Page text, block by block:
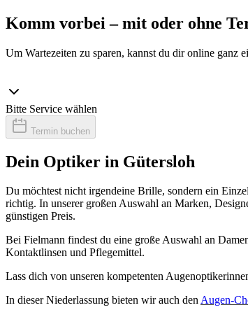
Komm vorbei – mit oder ohne
Um Wartezeiten zu sparen, kannst du dir online ganz
Bitte Service wählen
Termin buchen
Dein Optiker in Gütersloh
Du möchtest nicht irgendeine Brille, sondern ein
richtig. In unserer großen Auswahl an Marken,
günstigen Preis.
Bei Fielmann findest du eine große Auswahl an
Kontaktlinsen und Pflegemittel.
Lass dich von unseren kompetenten
In dieser Niederlassung bieten wir auch denAugen-